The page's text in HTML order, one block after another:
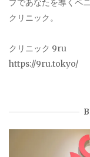
プであなたを導くペ
クリニック。
クリニック 9ru
https://9ru.tokyo/